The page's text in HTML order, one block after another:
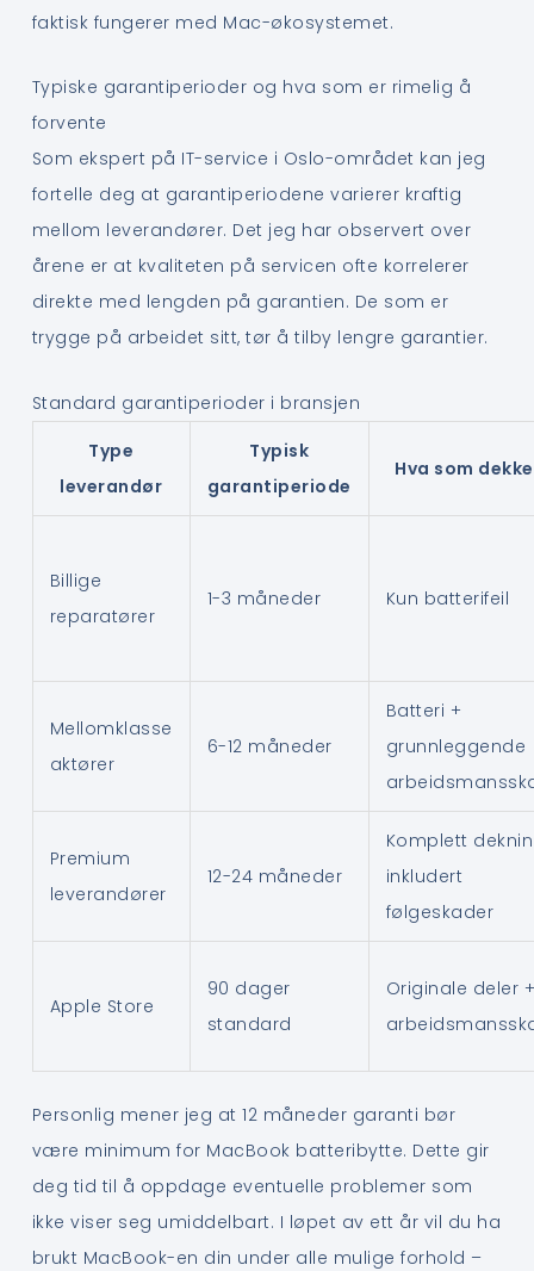
faktisk fungerer med Mac-økosystemet.
Typiske garantiperioder og hva som er rimelig å
forvente
Som ekspert på IT-service i Oslo-området kan jeg
fortelle deg at garantiperiodene varierer kraftig
mellom leverandører. Det jeg har observert over
årene er at kvaliteten på servicen ofte korrelerer
direkte med lengden på garantien. De som er
trygge på arbeidet sitt, tør å tilby lengre garantier.
Standard garantiperioder i bransjen
Type
leverandør
Typisk
garantiperiode
Hva som
Billige
reparatører
1-3 måneder Kun batterifeil
Mellomklasse
aktører
6-12 måneder
Batteri +
grunnleggende
Premium
leverandører
12-24 måneder
Komplett
inkludert
følgeskader
Apple Store
90 dager
standard
Originale deler
Personlig mener jeg at 12 måneder garanti bør
være minimum for MacBook batteribytte. Dette gir
deg tid til å oppdage eventuelle problemer som
ikke viser seg umiddelbart. I løpet av ett år vil du ha
brukt MacBook-en din under alle mulige forhold –